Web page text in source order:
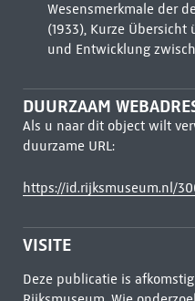
Wesensmerkmale der
(1933), Kurze
und Entwicklung
DUURZAAM
Als u naar dit object wilt
duurzame URL:
https://id.rijksmuseum.nl/
VISITE
Deze publicatie is